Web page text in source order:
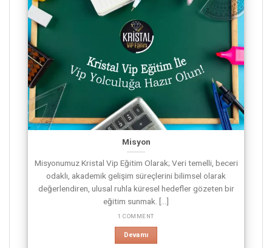
Misyon
Misyonumuz Kristal Vip Eğitim Olarak; Veri temelli, beceri
odaklı, akademik gelişim süreçlerini bilimsel olarak
değerlendiren, ulusal ruhla küresel hedefler gözeten bir
eğitim sunmak. [...]
1 COMMENT
Devamı